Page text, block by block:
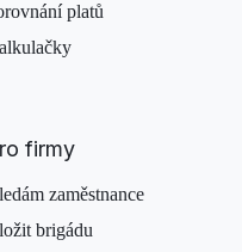
platů
firmy
zaměstnance
brigádu